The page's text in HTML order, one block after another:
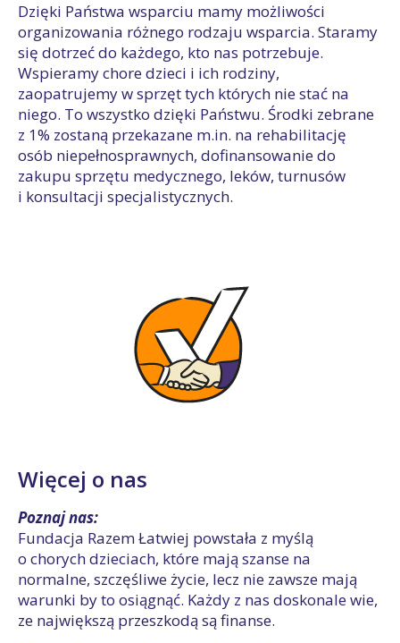
Dzięki Państwa wsparciu mamy możliwości
organizowania różnego rodzaju wsparcia. Staramy
się dotrzeć do każdego, kto nas potrzebuje.
Wspieramy chore dzieci i ich rodziny,
zaopatrujemy w sprzęt tych których nie stać na
niego. To wszystko dzięki Państwu. Środki zebrane
z 1% zostaną przekazane m.in. na rehabilitację
osób niepełnosprawnych, dofinansowanie do
zakupu sprzętu medycznego, leków, turnusów
i konsultacji specjalistycznych.
Więcej o nas
Poznaj nas:
Fundacja Razem Łatwiej powstała z myślą
o chorych dzieciach, które mają szanse na
normalne, szczęśliwe życie, lecz nie zawsze mają
warunki by to osiągnąć. Każdy z nas doskonale wie,
ze największą przeszkodą są finanse.